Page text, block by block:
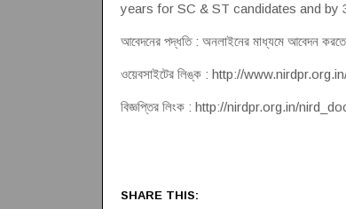
years for SC & ST candidates and by
আবেদনের পদ্ধতি : অনলাইনের মাধ্যমে আবেদন
ওয়েবসাইটের লিঙ্ক : http://
বিজ্ঞপ্তির লিংক : http://nirdpr.org.in/
SHARE THIS: